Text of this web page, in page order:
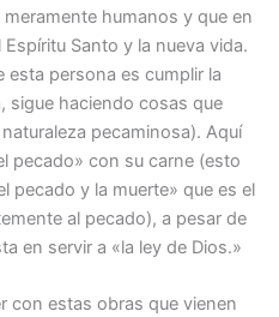
humanos y que en
Santo y la nueva vida.
esta persona es cumplir la
sigue haciendo cosas que
pecaminosa). Aquí
pecado» con su carne (esto
pecado y la muerte» que es el
al pecado), a pesar de
en servir a «la ley de Dios.»
con estas obras que vienen